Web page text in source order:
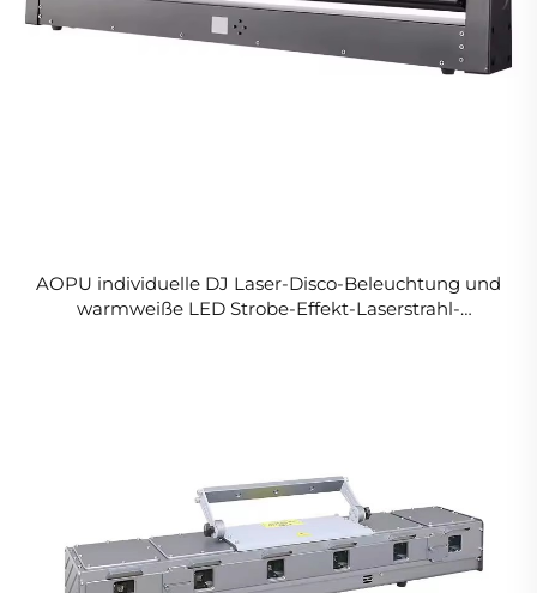
AOPU individuelle DJ Laser-Disco-Beleuchtung und
warmweiße LED Strobe-Effekt-Laserstrahl-